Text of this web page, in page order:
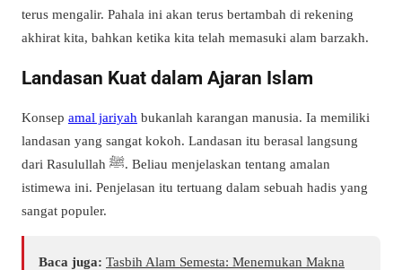
terus mengalir. Pahala ini akan terus bertambah di rekening
akhirat kita, bahkan ketika kita telah memasuki alam barzakh.
Landasan Kuat dalam Ajaran Islam
Konsep amal jariyah bukanlah karangan manusia. Ia memiliki
landasan yang sangat kokoh. Landasan itu berasal langsung
dari Rasulullah ﷺ. Beliau menjelaskan tentang amalan
istimewa ini. Penjelasan itu tertuang dalam sebuah hadis yang
sangat populer.
Baca juga: Tasbih Alam Semesta: Menemukan Makna